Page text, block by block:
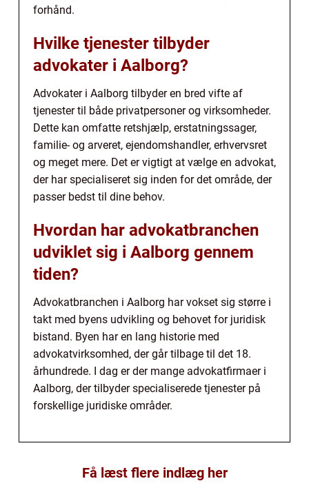
forhånd.
Hvilke tjenester tilbyder
advokater i Aalborg?
Advokater i Aalborg tilbyder en bred vifte af
tjenester til både privatpersoner og virksomheder.
Dette kan omfatte retshjælp, erstatningssager,
familie- og arveret, ejendomshandler, erhvervsret
og meget mere. Det er vigtigt at vælge en advokat,
der har specialiseret sig inden for det område, der
passer bedst til dine behov.
Hvordan har advokatbranchen
udviklet sig i Aalborg gennem
tiden?
Advokatbranchen i Aalborg har vokset sig større i
takt med byens udvikling og behovet for juridisk
bistand. Byen har en lang historie med
advokatvirksomhed, der går tilbage til det 18.
århundrede. I dag er der mange advokatfirmaer i
Aalborg, der tilbyder specialiserede tjenester på
forskellige juridiske områder.
Få læst flere indlæg her